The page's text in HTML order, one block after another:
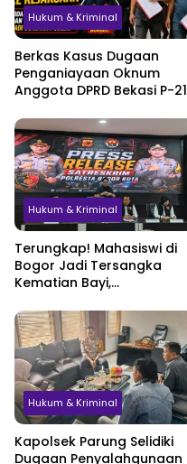
Hukum & Kriminal
Berkas Kasus Dugaan
Penganiayaan Oknum
Anggota DPRD Bekasi P-
Jadi Sorotan
Hukum & Kriminal
Terungkap! Mahasiswi di
Bogor Jadi Tersangka
Kematian Bayi,
hingga Simpan Jasad di
Lemari
Hukum & Kriminal
Kapolsek Parung Selidiki
Dugaan Penyalahgunaan